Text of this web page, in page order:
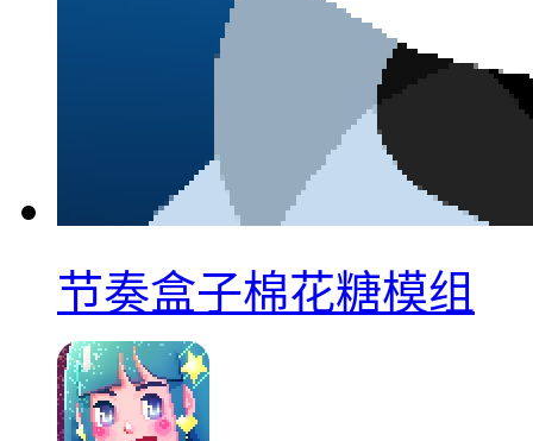
节奏盒子棉花糖模组